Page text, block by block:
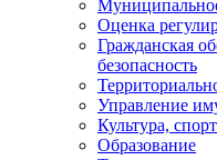
Оценка
Гражданская
безопасность
Управление
Культура,
Образование